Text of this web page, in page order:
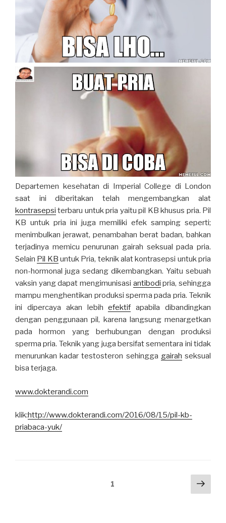
Departemen kesehatan di Imperial College di London
saat ini diberitakan telah mengembangkan alat
kontrasepsi terbaru untuk pria yaitu pil KB khusus pria. Pil
KB untuk pria ini juga memiliki efek samping seperti;
menimbulkan jerawat, penambahan berat badan, bahkan
terjadinya memicu penurunan gairah seksual pada pria.
Selain Pil KB untuk Pria, teknik alat kontrasepsi untuk pria
non-hormonal juga sedang dikembangkan. Yaitu sebuah
vaksin yang dapat mengimunisasi antibodi pria, sehingga
mampu menghentikan produksi sperma pada pria. Teknik
ini dipercaya akan lebihefektif apabila dibandingkan
dengan penggunaan pil, karena langsung menargetkan
pada hormon yang berhubungan dengan produksi
sperma pria. Teknik yang juga bersifat sementara ini tidak
menurunkan kadar testosteron sehingga gairah seksual
bisa terjaga.
www.dokterandi.com
klik:http://www.dokterandi.com/2016/08/15/pil-kb-
priabaca-yuk/
1
Next